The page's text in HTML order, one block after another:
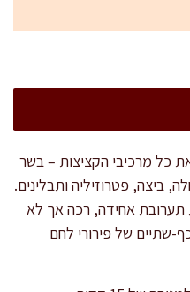
כל מרכיבי הקציצות – בשר
ביצה, פטרוזיליה ותבלינים.
תערובת אחידה, רכה אך לא
שתיים של פירורי לחם